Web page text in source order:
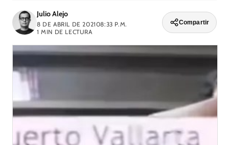
Julio Alejo
8 DE ABRIL DE 202108:33 P.M.
1 MIN DE LECTURA
Compartir